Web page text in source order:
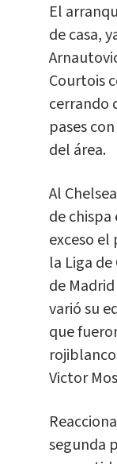
El
de casa,
Courtois
cerrando
pases
del área.
Al
de chispa
exceso
la Liga
de
varió su
que
Victor
segunda